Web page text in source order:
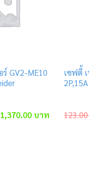
ร์ GV2-ME10
Original
price
1,370.00 บาท Current
price
เซฟตี้
123.00